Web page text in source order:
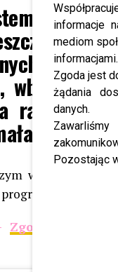
informacje
mediom
informacjami.
Zgoda jest
żądania
danych.
Pozostając
ramach,
wbrew
rady.
wywiadzie, co
Zgorszona